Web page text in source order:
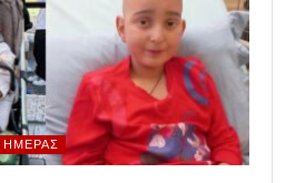
ΗΜΈΡΑΣ